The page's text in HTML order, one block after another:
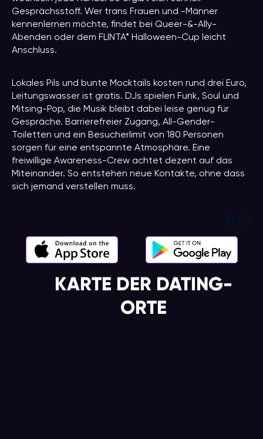
Gesprächsstoff. Wer trans Frauen und -Männer
kennenlernen möchte, findet bei Queer-&-Ally-
Abenden oder dem FLINTA* Halloween-Cup leicht
Anschluss.
Lokales Pils und bunte Mocktails kosten rund drei Euro,
Leitungswasser ist gratis. DJs spielen Funk, Soul und
Mitsing-Pop, die Musik bleibt dabei leise genug für
Gespräche. Barrierefreier Zugang, All-Gender-
Toiletten und ein Besucherlimit von 180 Personen
sorgen für eine entspannte Atmosphäre. Eine
freiwillige Awareness-Crew achtet dezent auf das
Miteinander. So entstehen neue Kontakte, ohne dass
sich jemand verstellen muss.
KARTE DER DATING-
ORTE